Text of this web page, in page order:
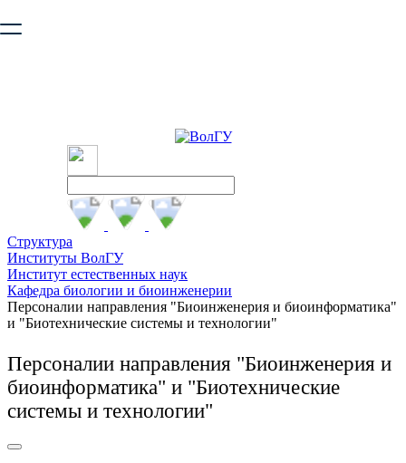
безопасную работу с сайтом. Пожалуйста
Структура
Институты ВолГУ
Институт естественных наук
Кафедра биологии и биоинженерии
Персоналии направления "Биоинженерия и биоинформатика"
и "Биотехнические системы и технологии"
Персоналии направления "Биоинженерия и
биоинформатика" и "Биотехнические
системы и технологии"